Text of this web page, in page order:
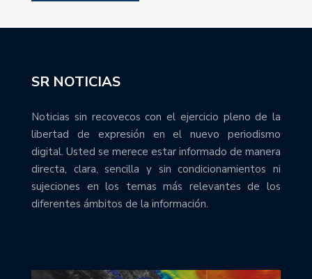
SR NOTICIAS
Noticias sin recovecos con el ejercicio pleno de la
libertad de expresión en el nuevo periodismo
digital. Usted se merece estar informado de manera
directa, clara, sencilla y sin condicionamientos ni
sujeciones en los temas más relevantes de los
diferentes ámbitos de la información.